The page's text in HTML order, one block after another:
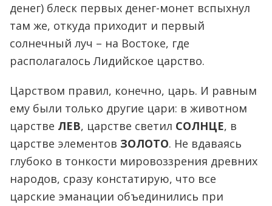
денег) блеск первых денег-монет вспыхнул
там же, откуда приходит и первый
солнечный луч – на Востоке, где
располагалось Лидийское царство.
Царством правил, конечно, царь. И равным
ему были только другие цари: в животном
царстве ЛЕВ, царстве светил СОЛНЦЕ, в
царстве элементов ЗОЛОТО. Не вдаваясь
глубоко в тонкости мировоззрения древних
народов, сразу констатирую, что все
царские эманации объединились при